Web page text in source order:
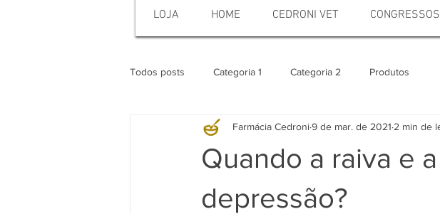
LOJA HOME CEDRONI VET CONGRESSOS
Todos posts Categoria 1 Categoria 2 Produtos
Quando a raiva e
depressão?
Farmácia Cedroni9 de mar. de 2021 2 min de